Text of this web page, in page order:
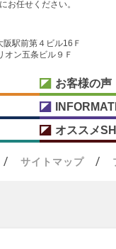
お任せください。
駅前第４ビル16Ｆ
ン五条ビル９Ｆ
お客様の声
オススメ
サイトマップ